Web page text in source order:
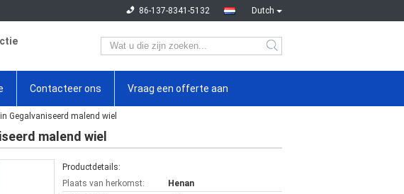
Dutch
86-137-8341-5132
Contacteer ons Vraag een offerte aan
Gegalvaniseerd malend wiel
malend wiel
Productdetails:
Plaats van herkomst:
Henan